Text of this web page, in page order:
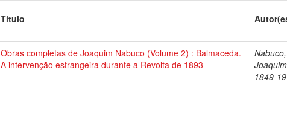
Título
Obras completas de Joaquim Nabuco (Volume 2) : Balmaceda.
A intervenção estrangeira durante a Revolta de 1893
Nabuco,
1849-